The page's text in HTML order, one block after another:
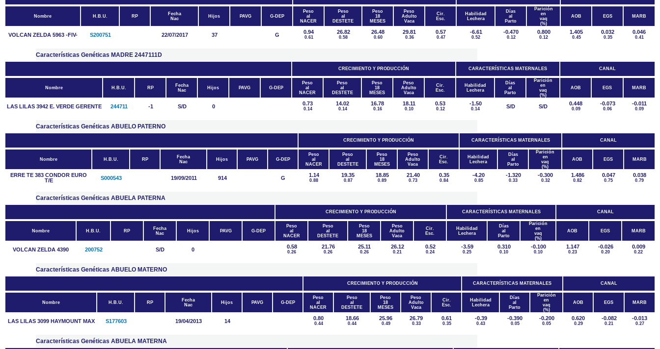
Nombre H.B.U. RP
Fecha
Nac
Hijos PAVG G-DEP
Peso
al
NACER
Peso
al
DESTETE
Peso
18
MESES
Peso
Adulto
Vaca
Cir.
Esc.
Habilidad
Lechera
Días
al
Parto
Parición
en
vaq
(%)
AOB EGS MARB
VOLCAN ZELDA 5963 -FIV- S200751 22/07/2017 37 G 0.94
0.61
26.82
0.58
26.48
0.60
29.81
0.36
0.57
0.47
-6.61
0.52
-0.470
0.12
0.800
0.12
1.405
0.45
0.032
0.35
0.046
0.41
Características Genéticas MADRE 2447111D
CRECIMIENTO Y PRODUCCIÓN CARACTERÍSTICAS MATERNALES CANAL
Nombre H.B.U. RP
Fecha
Nac
Hijos PAVG G-DEP
Peso
al
NACER
Peso
al
DESTETE
Peso
18
MESES
Peso
Adulto
Vaca
Cir.
Esc.
Habilidad
Lechera
Días
al
Parto
Parición
en
vaq
(%)
AOB EGS MARB
LAS LILAS 3942 E. VERDE GERENTE 244711 -1 S/D 0 0.73
0.14
14.02
0.14
16.78
0.16
18.11
0.10
0.53
0.12
-1.50
0.14 S/D S/D 0.448
0.09
-0.073
0.06
-0.011
0.09
Características Genéticas ABUELO PATERNO
CRECIMIENTO Y PRODUCCIÓN CARACTERÍSTICAS MATERNALES CANAL
Nombre H.B.U. RP
Fecha
Nac
Hijos PAVG G-DEP
Peso
al
NACER
Peso
al
DESTETE
Peso
18
MESES
Peso
Adulto
Vaca
Cir.
Esc.
Habilidad
Lechera
Días
al
Parto
Parición
en
vaq
(%)
AOB EGS MARB
ERRE TE 383 CONDOR EURO
T/E
S000543 19/09/2011 914 G 1.14
0.88
19.35
0.87
18.85
0.89
21.40
0.73
0.35
0.84
-4.20
0.85
-1.320
0.33
-0.300
0.32
1.486
0.82
0.047
0.75
0.038
0.79
Características Genéticas ABUELA PATERNA
CRECIMIENTO Y PRODUCCIÓN CARACTERÍSTICAS MATERNALES CANAL
Nombre H.B.U. RP
Fecha
Nac
Hijos PAVG G-DEP
Peso
al
NACER
Peso
al
DESTETE
Peso
18
MESES
Peso
Adulto
Vaca
Cir.
Esc.
Habilidad
Lechera
Días
al
Parto
Parición
en
vaq
(%)
AOB EGS MARB
VOLCAN ZELDA 4390 200752 S/D 0 0.58
0.26
21.76
0.26
25.11
0.26
26.12
0.21
0.52
0.24
-3.59
0.25
0.310
0.10
-0.100
0.10
1.147
0.23
-0.026
0.20
0.009
0.22
Características Genéticas ABUELO MATERNO
CRECIMIENTO Y PRODUCCIÓN CARACTERÍSTICAS MATERNALES CANAL
Nombre H.B.U. RP
Fecha
Nac
Hijos PAVG G-DEP
Peso
al
NACER
Peso
al
DESTETE
Peso
18
MESES
Peso
Adulto
Vaca
Cir.
Esc.
Habilidad
Lechera
Días
al
Parto
Parición
en
vaq
(%)
AOB EGS MARB
LAS LILAS 3099 HAYMOUNT MAX S177603 19/04/2013 14 0.80
0.44
18.66
0.44
25.96
0.49
26.79
0.33
0.61
0.35
-0.39
0.43
-0.390
0.05
-0.200
0.05
0.620
0.29
-0.082
0.21
-0.013
0.27
Características Genéticas ABUELA MATERNA